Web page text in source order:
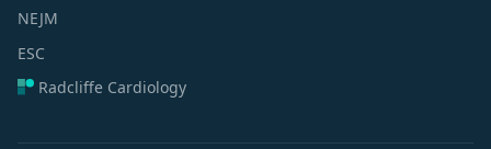
NEJM
ESC
Radcliffe Cardiology